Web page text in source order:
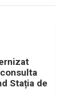
Stația de